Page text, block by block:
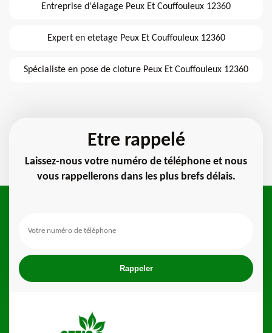
Entreprise d'élagage Peux Et Couffouleux 12360
Expert en etetage Peux Et Couffouleux 12360
Spécialiste en pose de cloture Peux Et Couffouleux 12360
Etre rappelé
Laissez-nous votre numéro de téléphone et nous
vous rappellerons dans les plus brefs délais.